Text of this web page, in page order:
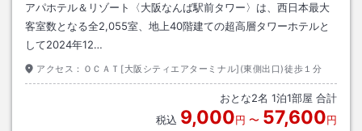
アパホテル＆リゾート〈大阪なんば駅前タワー〉は、西日本最大
客室数となる全2,055室、地上40階建ての超高層タワーホテルと
して2024年12…
アクセス： ＯＣＡＴ[大阪シティエアターミナル](東側出口)徒歩１分
おとな2名 1泊1部屋 合計
税込 9,000円 〜 57,600円